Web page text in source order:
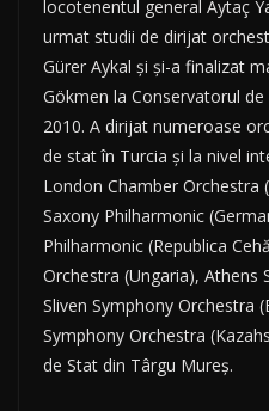
locotenentul general Aytaç
urmat studii de dirijat
Gürer Aykal și și-a finalizat
Gökmen la Conservatorul
2010. A dirijat numeroase
de stat în Turcia și la nivel
London Chamber Orchestra
Saxony Philharmonic
Philharmonic (Republica
Orchestra (Ungaria), Athens
Sliven Symphony Orchestra
Symphony Orchestra
de Stat din Târgu Mureș.